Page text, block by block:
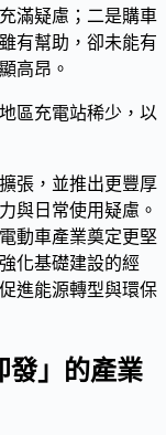
滿疑慮；二是購車
有幫助，卻未能有
高昂。
張，並推出更豐厚
與日常使用疑慮。
動車產業奠定更堅
化基礎建設的經
進能源轉型與環保
發」的產業